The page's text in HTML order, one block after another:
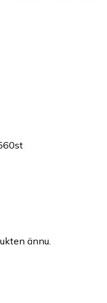
ännu.